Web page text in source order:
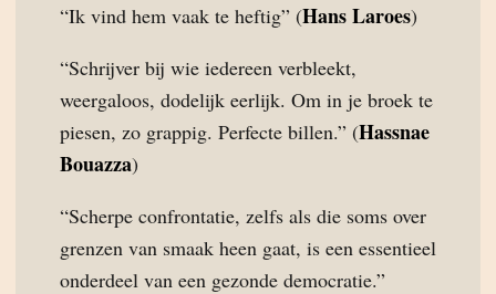
“Ik vind hem vaak te heftig” (Hans Laroes)
“Schrijver bij wie iedereen verbleekt,
weergaloos, dodelijk eerlijk. Om in je broek te
piesen, zo grappig. Perfecte billen.” (Hassnae
Bouazza)
“Scherpe confrontatie, zelfs als die soms over
grenzen van smaak heen gaat, is een essentieel
onderdeel van een gezonde democratie.”